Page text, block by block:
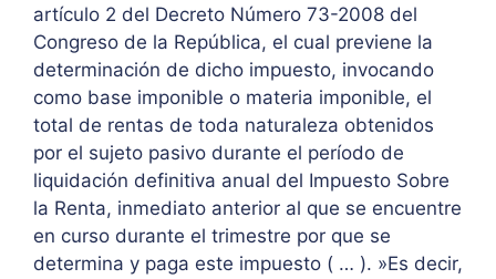
artículo 2 del Decreto Número 73-2008 del
Congreso de la República, el cual previene la
determinación de dicho impuesto, invocando
como base imponible o materia imponible, el
total de rentas de toda naturaleza obtenidos
por el sujeto pasivo durante el período de
liquidación definitiva anual del Impuesto Sobre
la Renta, inmediato anterior al que se encuentre
en curso durante el trimestre por que se
determina y paga este impuesto ( … ). »Es decir,